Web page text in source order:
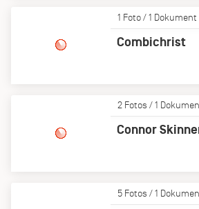
1 Foto / 1 Dokument
Combichrist
2 Fotos / 1
Connor
5 Fotos / 1